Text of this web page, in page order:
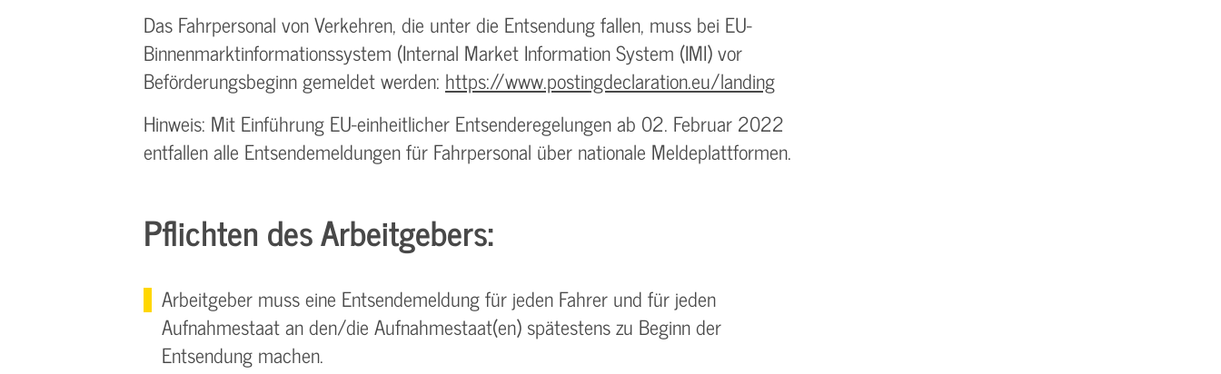
Das Fahrpersonal von Verkehren, die unter die Entsendung fallen, muss bei EU-
Binnenmarktinformationssystem (Internal Market Information System (IMI) vor
Beförderungsbeginn gemeldet werden: https://www.postingdeclaration.eu/landing
Hinweis: Mit Einführung EU-einheitlicher Entsenderegelungen ab 02. Februar 2022
entfallen alle Entsendemeldungen für Fahrpersonal über nationale Meldeplattformen.
Pflichten des Arbeitgebers:
Arbeitgeber muss eine Entsendemeldung für jeden Fahrer und für jeden
Aufnahmestaat an den/die Aufnahmestaat(en) spätestens zu Beginn der
Entsendung machen.